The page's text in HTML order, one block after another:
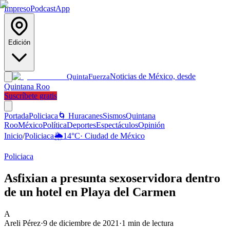
ImpresoPodcastApp
Edición
QuintaFuerzaNoticias de México, desde
Quintana Roo
Suscríbete gratis
PortadaPoliciaca 🌀 HuracanesSismosQuintana
RooMéxicoPolíticaDeportesEspectáculosOpinión
Inicio/Policiaca🌦️14°C· Ciudad de México
Policiaca
Asfixian a presunta sexoservidora dentro
de un hotel en Playa del Carmen
A
Areli Pérez·9 de diciembre de 2021 ·1 min de lectura